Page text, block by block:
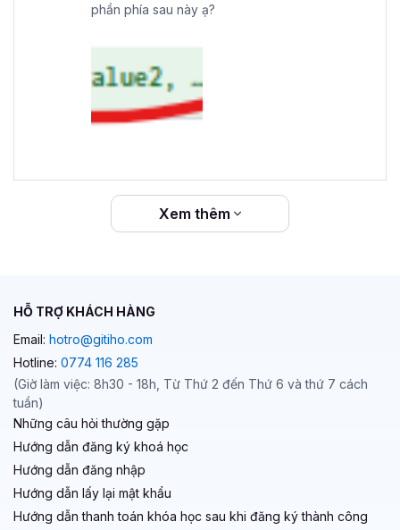
phần phía sau này ạ?
Xem thêm
HỖ TRỢ KHÁCH HÀNG
Email: hotro@gitiho.com
Hotline: 0774 116 285
(Giờ làm việc: 8h30 - 18h, Từ Thứ 2 đến Thứ 6 và thứ 7 cách
tuần)
Những câu hỏi thường gặp
Hướng dẫn đăng ký khoá học
Hướng dẫn đăng nhập
Hướng dẫn lấy lại mật khẩu
Hướng dẫn thanh toán khóa học sau khi đăng ký thành công